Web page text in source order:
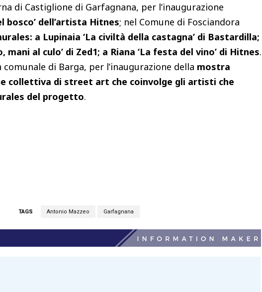
di Castiglione di Garfagnana, per l’inaugurazione
bosco’ dell’artista Hitnes; nel Comune di Fosciandora
a Lupinaia ‘La civiltà della castagna’ di Bastardilla;
mani al culo’ di Zed1; a Riana ‘La festa del vino’ di Hitnes.
di Barga, per l’inaugurazione della mostra
collettiva di street art che coinvolge gli artisti che
del progetto.
TAGS Antonio Mazzeo Garfagnana